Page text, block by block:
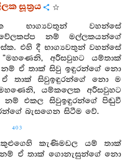
සූත්‍රය
භාග්‍යවතුන් වහන්සේ
නම් මල්ලකයන්ගේ
එහි දී භාග්‍යවතුන් වහන්සේ
අරීසවුහට යම්තාක්
ඒ තාක් සිවු ඉඳුරන්ගේ නො
තාක් සිවුඉඳුරන්ගේ නො ම
යම්කලෙක අරීසවුහට
එකල සිවුඉඳුරන්ගේ පිඬුවී
බැසගෙන සිටීම වේ.
403
කැණිමඩල යම් තාක්
ඒ තාක් ගොනැසුන්ගේ නො